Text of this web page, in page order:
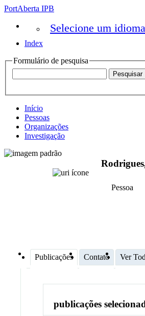
PortAberta IPB
Selecione um idioma
Index
Formulário de pesquisa
Início
Pessoas
Organizações
Investigação
Pessoa
Publicações Contato Ver
publicações